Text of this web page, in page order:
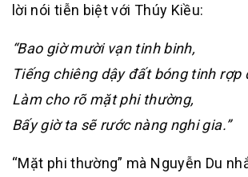
lời nói tiễn biệt với Thúy Kiều:
“Bao giờ mười vạn tinh binh,
Tiếng chiêng dậy đất bóng tinh rợp
Làm cho rõ mặt phi thường,
Bấy giờ ta sẽ rước nàng nghi gia.”
“Mặt phi thường” mà Nguyễn Du